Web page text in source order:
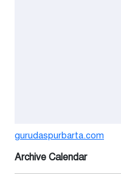
gurudaspurbarta.com
Archive Calendar